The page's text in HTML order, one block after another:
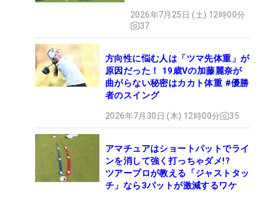
2026年7月25日 (土) 12時00分
37
方向性に悩む人は「ツマ先体重」が
原因だった！ 19歳Vの加藤麗奈が
曲がらない秘密はカカト体重 #優勝
者のスイング
2026年7月30日 (木) 12時00分 35
アマチュアはショートパットでライ
ンを消して強く打っちゃダメ!?
ツアープロが教える「ジャストタッ
チ」なら3パットが激減するワケ